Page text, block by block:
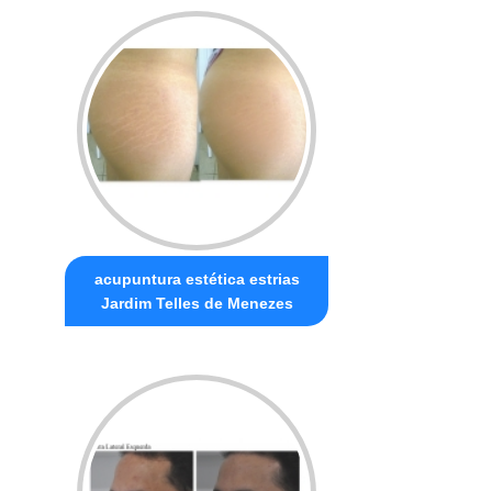
acupuntura estética estrias
Jardim Telles de Menezes